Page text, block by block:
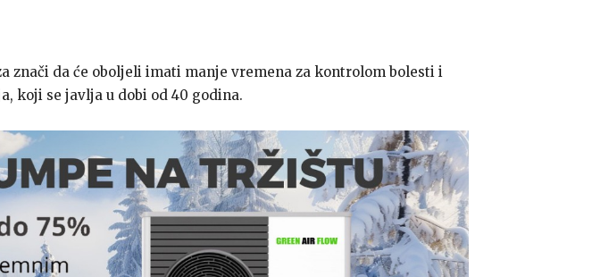
znači da će oboljeli imati manje vremena za kontrolom bolesti i
koji se javlja u dobi od 40 godina.